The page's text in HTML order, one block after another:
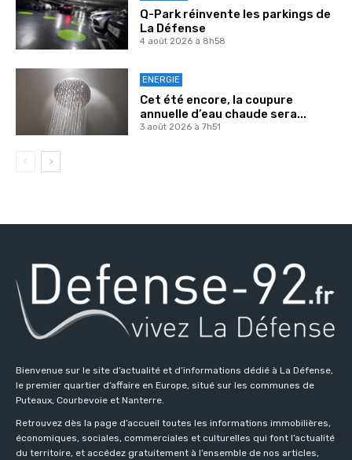
Q-Park réinvente les parkings de
La Défense
4 août 2026 à 8h58
ENERGIE
Cet été encore, la coupure
annuelle d’eau chaude sera...
3 août 2026 à 7h51
Bienvenue sur le site d’actualité et d’informations dédié à La Défense,
le premier quartier d’affaire en Europe, situé sur les communes de
Puteaux, Courbevoie et Nanterre.
Retrouvez dès la page d’accueil toutes les informations immobilières,
économiques, sociales, commerciales et culturelles qui font l’actualité
du territoire, et accédez gratuitement à l’ensemble de nos articles,